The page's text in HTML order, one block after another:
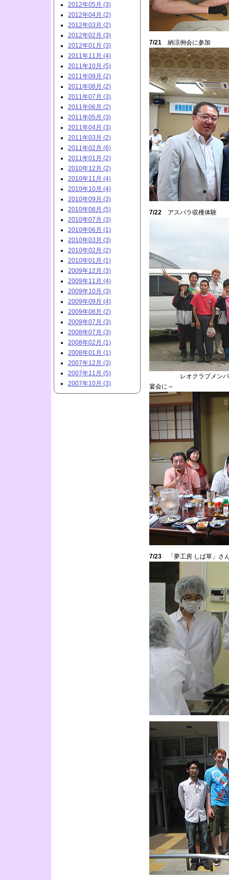
7/21 納涼例会に参加
7/22 アスパラ収穫体験
レオクラブメンバーと
宴会に～
7/23 「夢工房 しば草」さ
2012年05月 (3)
2012年04月 (2)
2012年03月 (2)
2012年02月 (3)
2012年01月 (3)
2011年11月 (4)
2011年10月 (5)
2011年09月 (2)
2011年08月 (2)
2011年07月 (3)
2011年06月 (2)
2011年05月 (3)
2011年04月 (3)
2011年03月 (2)
2011年02月 (6)
2011年01月 (2)
2010年12月 (2)
2010年11月 (4)
2010年10月 (4)
2010年09月 (3)
2010年08月 (5)
2010年07月 (3)
2010年06月 (1)
2010年03月 (3)
2010年02月 (2)
2010年01月 (1)
2009年12月 (3)
2009年11月 (4)
2009年10月 (3)
2009年09月 (4)
2009年08月 (2)
2009年07月 (3)
2008年07月 (3)
2008年02月 (1)
2008年01月 (1)
2007年12月 (3)
2007年11月 (5)
2007年10月 (3)